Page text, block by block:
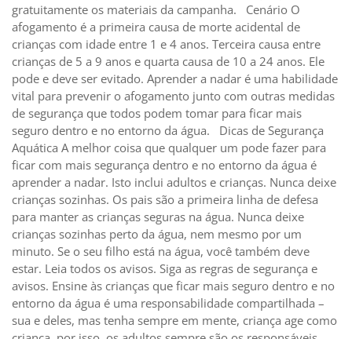
gratuitamente os materiais da campanha. Cenário O
afogamento é a primeira causa de morte acidental de
crianças com idade entre 1 e 4 anos. Terceira causa entre
crianças de 5 a 9 anos e quarta causa de 10 a 24 anos. Ele
pode e deve ser evitado. Aprender a nadar é uma habilidade
vital para prevenir o afogamento junto com outras medidas
de segurança que todos podem tomar para ficar mais
seguro dentro e no entorno da água. Dicas de Segurança
Aquática A melhor coisa que qualquer um pode fazer para
ficar com mais segurança dentro e no entorno da água é
aprender a nadar. Isto inclui adultos e crianças. Nunca deixe
crianças sozinhas. Os pais são a primeira linha de defesa
para manter as crianças seguras na água. Nunca deixe
crianças sozinhas perto da água, nem mesmo por um
minuto. Se o seu filho está na água, você também deve
estar. Leia todos os avisos. Siga as regras de segurança e
avisos. Ensine às crianças que ficar mais seguro dentro e no
entorno da água é uma responsabilidade compartilhada –
sua e deles, mas tenha sempre em mente, criança age como